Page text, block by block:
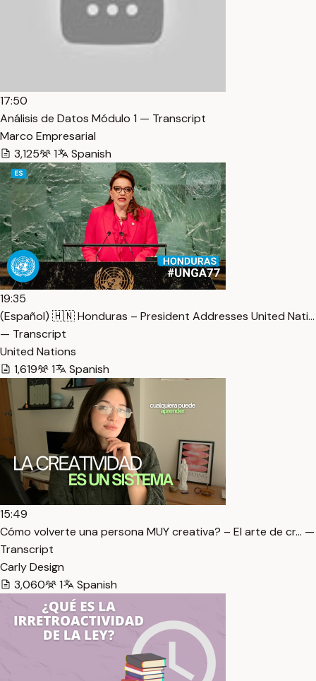
17:50
Análisis de Datos Módulo 1 — Transcript
Marco Empresarial
3,125
1 Spanish
19:35
(Español) 🇭🇳 Honduras – President Addresses United Nati…
— Transcript
United Nations
1,619
1 Spanish
15:49
Cómo volverte una persona MUY creativa? – El arte de cr… —
Transcript
Carly Design
3,060
1 Spanish